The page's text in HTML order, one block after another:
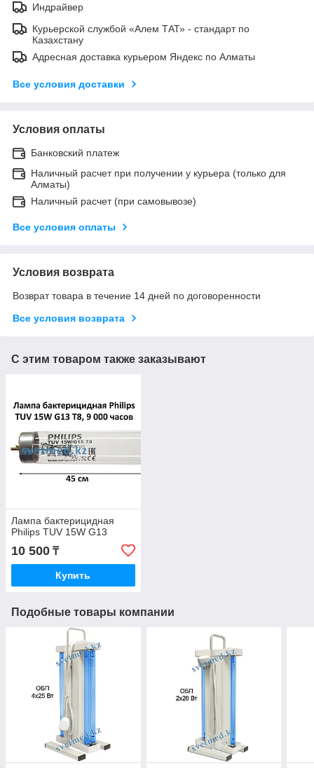
Индрайвер
Курьерской службой «Алем ТАТ» - стандарт по
Казахстану
Адресная доставка курьером Яндекс по Алматы
Все условия доставки
Условия оплаты
Банковский платеж
Наличный расчет при получении у курьера (только для
Алматы)
Наличный расчет (при самовывозе)
Все условия оплаты
Условия возврата
Возврат товара в течение 14 дней по договоренности
Все условия возврата
С этим товаром также заказывают
Лампа бактерицидная
Philips TUV 15W G13
10 500 ₸
Купить
Подобные товары компании